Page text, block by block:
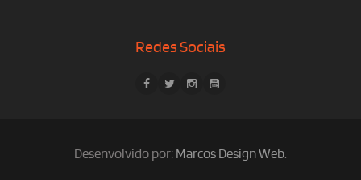
Redes Sociais
Desenvolvido por: Marcos Design Web.